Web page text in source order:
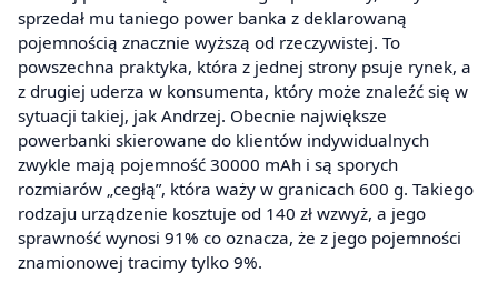
sprzedał mu taniego power banka z deklarowaną
pojemnością znacznie wyższą od rzeczywistej. To
powszechna praktyka, która z jednej strony psuje rynek, a
z drugiej uderza w konsumenta, który może znaleźć się w
sytuacji takiej, jak Andrzej. Obecnie największe
powerbanki skierowane do klientów indywidualnych
zwykle mają pojemność 30000 mAh i są sporych
rozmiarów „cegłą”, która waży w granicach 600 g. Takiego
rodzaju urządzenie kosztuje od 140 zł wzwyż, a jego
sprawność wynosi 91% co oznacza, że z jego pojemności
znamionowej tracimy tylko 9%.